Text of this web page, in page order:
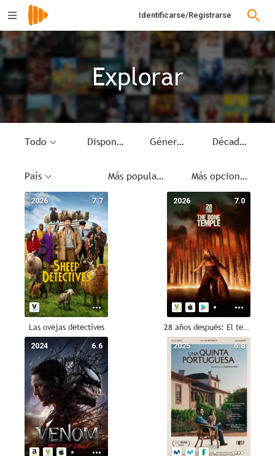
Identificarse/Registrarse
Explorar
Todo Disponible Género Década
País Más populares Más opciones
7.7
2026
Las ovejas detectives
7.0
2026
28 años después: El templo de los huesos
6.6
2024 6.8
2025